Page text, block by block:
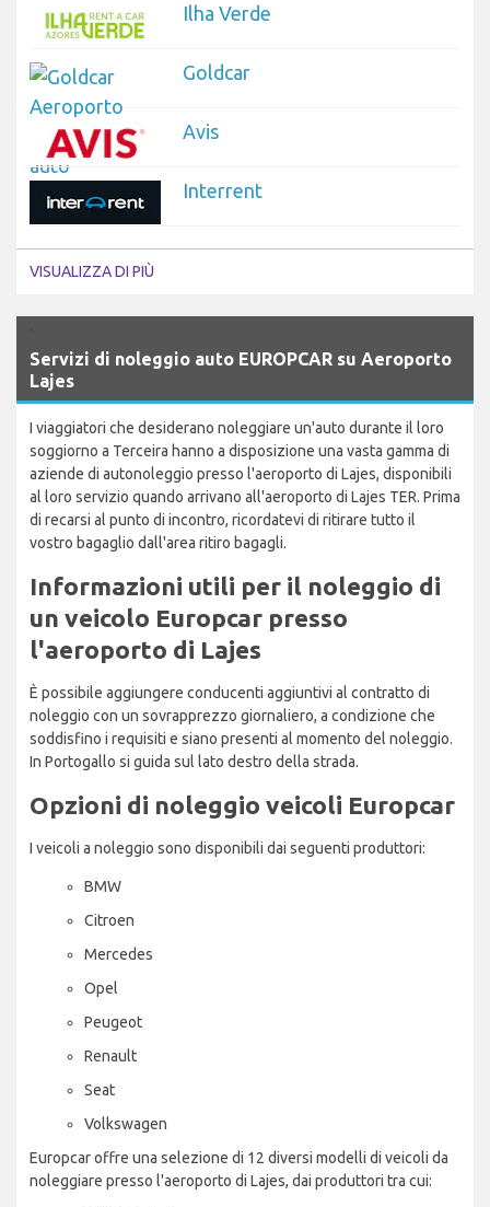
Ilha Verde
Goldcar
Avis
Interrent
VISUALIZZA DI PIÙ
Servizi di noleggio auto EUROPCAR su Aeroporto
Lajes
I viaggiatori che desiderano noleggiare un'auto durante il loro
soggiorno a Terceira hanno a disposizione una vasta gamma di
aziende di autonoleggio presso l'aeroporto di Lajes, disponibili
al loro servizio quando arrivano all'aeroporto di Lajes TER. Prima
di recarsi al punto di incontro, ricordatevi di ritirare tutto il
vostro bagaglio dall'area ritiro bagagli.
Informazioni utili per il noleggio di
un veicolo Europcar presso
l'aeroporto di Lajes
È possibile aggiungere conducenti aggiuntivi al contratto di
noleggio con un sovrapprezzo giornaliero, a condizione che
soddisfino i requisiti e siano presenti al momento del noleggio.
In Portogallo si guida sul lato destro della strada.
Opzioni di noleggio veicoli Europcar
I veicoli a noleggio sono disponibili dai seguenti produttori:
BMW
Citroen
Mercedes
Opel
Peugeot
Renault
Seat
Volkswagen
Europcar offre una selezione di 12 diversi modelli di veicoli da
noleggiare presso l'aeroporto di Lajes, dai produttori tra cui: